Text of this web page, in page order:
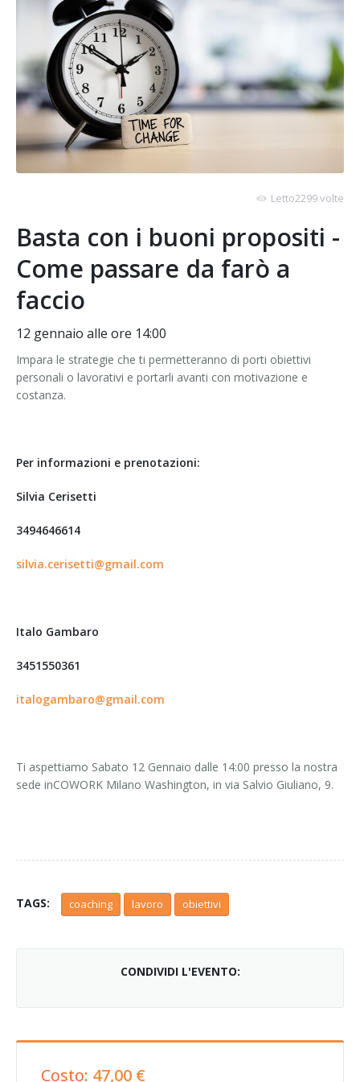
Letto2299 volte
Basta con i buoni propositi -
Come passare da farò a
faccio
12 gennaio alle ore 14:00
Impara le strategie che ti permetteranno di porti obiettivi
personali o lavorativi e portarli avanti con motivazione e
costanza.
Per informazioni e prenotazioni:
Silvia Cerisetti
3494646614
silvia.cerisetti@gmail.com
Italo Gambaro
3451550361
italogambaro@gmail.com
Ti aspettiamo Sabato 12 Gennaio dalle 14:00 presso la nostra
sede inCOWORK Milano Washington, in via Salvio Giuliano, 9.
TAGS: coaching lavoro obiettivi
CONDIVIDI L'EVENTO:
Costo: 47,00 €